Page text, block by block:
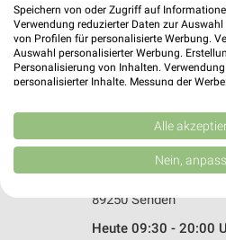
EURONICS XXL Neu-
Otto-Hahn-Str. 4
89231 Neu-Ulm
Heute 10:00 - 19:00
MediaMarkt Saturn
89250 Senden
Heute 09:30 - 20:00
Speichern von oder Zugriff auf
Verwendung reduzierter Daten zur
von Profilen für personalisierte Werbung.
Auswahl personalisierter Werbung.
Personalisierung von Inhalten.
personalisierter Inhalte. Messung der
Kombinationen von Daten aus
Verbesserung der Angebote. Verwendung
von Inhalten.
Daten können außerhalb der Europäischen
USA gesendet werden.
Website/App.
Partnerliste anzeigen (1 IAB-
Alle
Nein,